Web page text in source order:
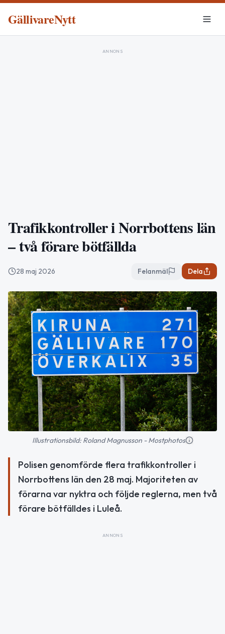
GällivareNytt
ANNONS
Trafikkontroller i Norrbottens län
– två förare bötfällda
28 maj 2026 Felanmäl Dela
Illustrationsbild: Roland Magnusson - Mostphotos
Polisen genomförde flera trafikkontroller i
Norrbottens län den 28 maj. Majoriteten av
förarna var nyktra och följde reglerna, men två
förare bötfälldes i Luleå.
ANNONS